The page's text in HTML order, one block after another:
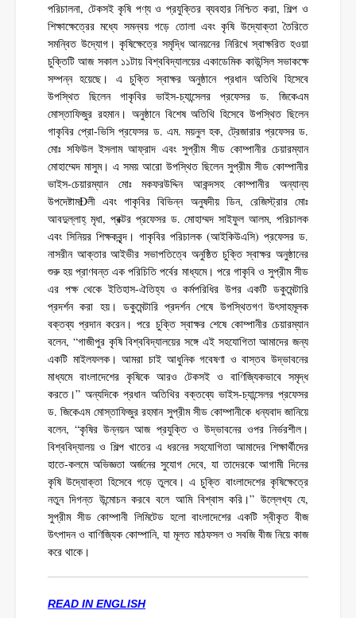
পরিচালনা, টেকসই কৃষি পণ্য ও প্রযুক্তির ব্যবহার নিশ্চিত করা, শিল্প ও
শিক্ষাক্ষেত্রের মধ্যে সমন্বয় গড়ে তোলা এবং কৃষি উদ্যোক্তা তৈরিতে
সমন্বিত উদ্যোগ। কৃষিক্ষেত্রে সমৃদ্ধি আনয়নের নিরিখে স্বাক্ষরিত হওয়া
চুক্তিটি আজ সকাল ১১টায় বিশ্ববিদ্যালয়ের একাডেমিক কাউন্সিল সভাকক্ষে
সম্পন্ন হয়েছে। এ চুক্তি স্বাক্ষর অনুষ্ঠানে প্রধান অতিথি হিসেবে
উপস্থিত ছিলেন গাকৃবির ভাইস-চ্যান্সেলর প্রফেসর ড. জিকেএম
মোস্তাফিজুর রহমান। অনুষ্ঠানে বিশেষ অতিথি হিসেবে উপস্থিত ছিলেন
গাকৃবির প্রো-ভিসি প্রফেসর ড. এম. ময়নুল হক, ট্রেজারার প্রফেসর ড.
মোঃ সফিউল ইসলাম আফ্রাদ এবং সুপ্রীম সীড কোম্পানীর চেয়ারম্যান
মোহাম্মেদ মাসুম। এ সময় আরো উপস্থিত ছিলেন সুপ্রীম সীড কোম্পানীর
ভাইস-চেয়ারম্যান মোঃ মকফরউদ্দিন আকন্দসহ কোম্পানীর অন্যান্য
উপদেষ্টামÐলী এবং গাকৃবির বিভিন্ন অনুষদীয় ডিন, রেজিস্ট্রার মোঃ
আবদুল্লাহ্ মৃধা, প্রক্টর প্রফেসর ড. মোহাম্মদ সাইফুল আলম, পরিচালক
এবং সিনিয়র শিক্ষকবৃন্দ। গাকৃবির পরিচালক (আইকিউএসি) প্রফেসর ড.
নাসরীন আক্তার আইভীর সভাপতিত্বে অনুষ্ঠিত চুক্তি স্বাক্ষর অনুষ্ঠানের
শুরু হয় প্রাণবন্ত এক পরিচিতি পর্বের মাধ্যমে। পরে গাকৃবি ও সুপ্রীম সীড
এর পক্ষ থেকে ইতিহাস-ঐতিহ্য ও কর্মপরিধির উপর একটি ডকুমেন্টারি
প্রদর্শন করা হয়। ডকুমেন্টারি প্রদর্শন শেষে উপস্থিতগণ উৎসাহমূলক
বক্তব্য প্রদান করেন। পরে চুক্তি স্বাক্ষর শেষে কোম্পানীর চেয়ারম্যান
বলেন, “গাজীপুর কৃষি বিশ্ববিদ্যালয়ের সঙ্গে এই সহযোগিতা আমাদের জন্য
একটি মাইলফলক। আমরা চাই আধুনিক গবেষণা ও বাস্তব উদ্ভাবনের
মাধ্যমে বাংলাদেশের কৃষিকে আরও টেকসই ও বাণিজ্যিকভাবে সমৃদ্ধ
করতে।” অন্যদিকে প্রধান অতিথির বক্তব্যে ভাইস-চ্যান্সেলর প্রফেসর
ড. জিকেএম মোস্তাফিজুর রহমান সুপ্রীম সীড কোম্পানীকে ধন্যবাদ জানিয়ে
বলেন, “কৃষির উন্নয়ন আজ প্রযুক্তি ও উদ্ভাবনের ওপর নির্ভরশীল।
বিশ্ববিদ্যালয় ও শিল্প খাতের এ ধরনের সহযোগিতা আমাদের শিক্ষার্থীদের
হাতে-কলমে অভিজ্ঞতা অর্জনের সুযোগ দেবে, যা তাদেরকে আগামী দিনের
কৃষি উদ্যোক্তা হিসেবে গড়ে তুলবে। এ চুক্তি বাংলাদেশের কৃষিক্ষেত্রে
নতুন দিগন্ত উন্মোচন করবে বলে আমি বিশ্বাস করি।” উল্লেখ্য যে,
সুপ্রীম সীড কোম্পানী লিমিটেড হলো বাংলাদেশের একটি স্বীকৃত বীজ
উৎপাদন ও বাণিজ্যিক কোম্পানি, যা মূলত মাঠফসল ও সবজি বীজ নিয়ে কাজ
করে থাকে।
READ IN ENGLISH